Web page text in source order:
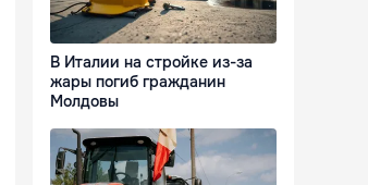
В Италии на стройке из-за
жары погиб гражданин
Молдовы